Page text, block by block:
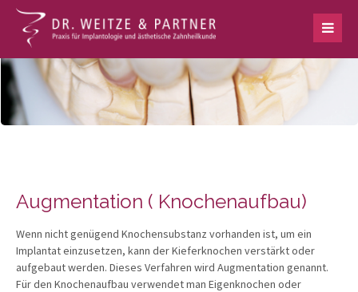
Augmentation ( Knochenaufbau)
Wenn nicht genügend Knochensubstanz vorhanden ist, um ein
Implantat einzusetzen, kann der Kieferknochen verstärkt oder
aufgebaut werden. Dieses Verfahren wird Augmentation genannt.
Für den Knochenaufbau verwendet man Eigenknochen oder